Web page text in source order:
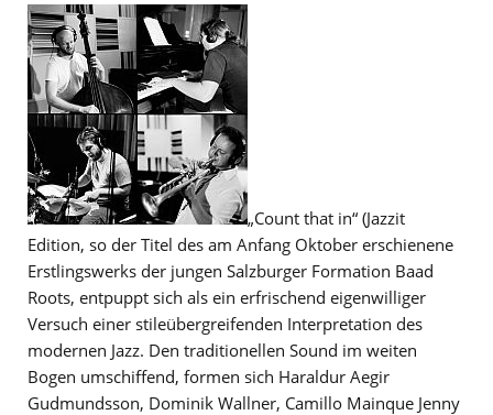
„Count that in“ (Jazzit
Edition, so der Titel des am Anfang Oktober erschienene
Erstlingswerks der jungen Salzburger Formation Baad
Roots, entpuppt sich als ein erfrischend eigenwilliger
Versuch einer stileübergreifenden Interpretation des
modernen Jazz. Den traditionellen Sound im weiten
Bogen umschiffend, formen sich Haraldur Aegir
Gudmundsson, Dominik Wallner, Camillo Mainque Jenny